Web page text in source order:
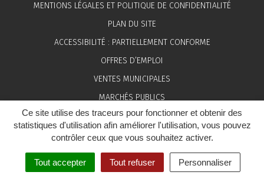
Ce site utilise des traceurs pour fonctionner et obtenir des
statistiques d'utilisation afin améliorer l'utilisation, vous pouvez
contrôler ceux que vous souhaitez activer.
Tout accepter Tout refuser Personnaliser
MENTIONS LÉGALES ET POLITIQUE DE CONFIDENTIALITÉ
PLAN DU SITE
ACCESSIBILITÉ : PARTIELLEMENT CONFORME
OFFRES D’EMPLOI
VENTES MUNICIPALES
MARCHÉS PUBLICS
ESPACE PRESSE